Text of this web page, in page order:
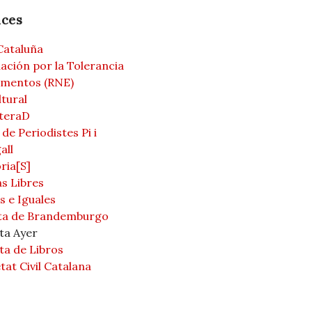
por la Tolerancia
(RNE)
Periodistes Pi i
Libres
e Iguales
de Brandemburgo
Ayer
de Libros
Civil Catalana